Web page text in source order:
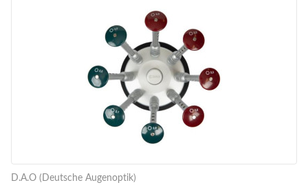
D.A.O (Deutsche Augenoptik)